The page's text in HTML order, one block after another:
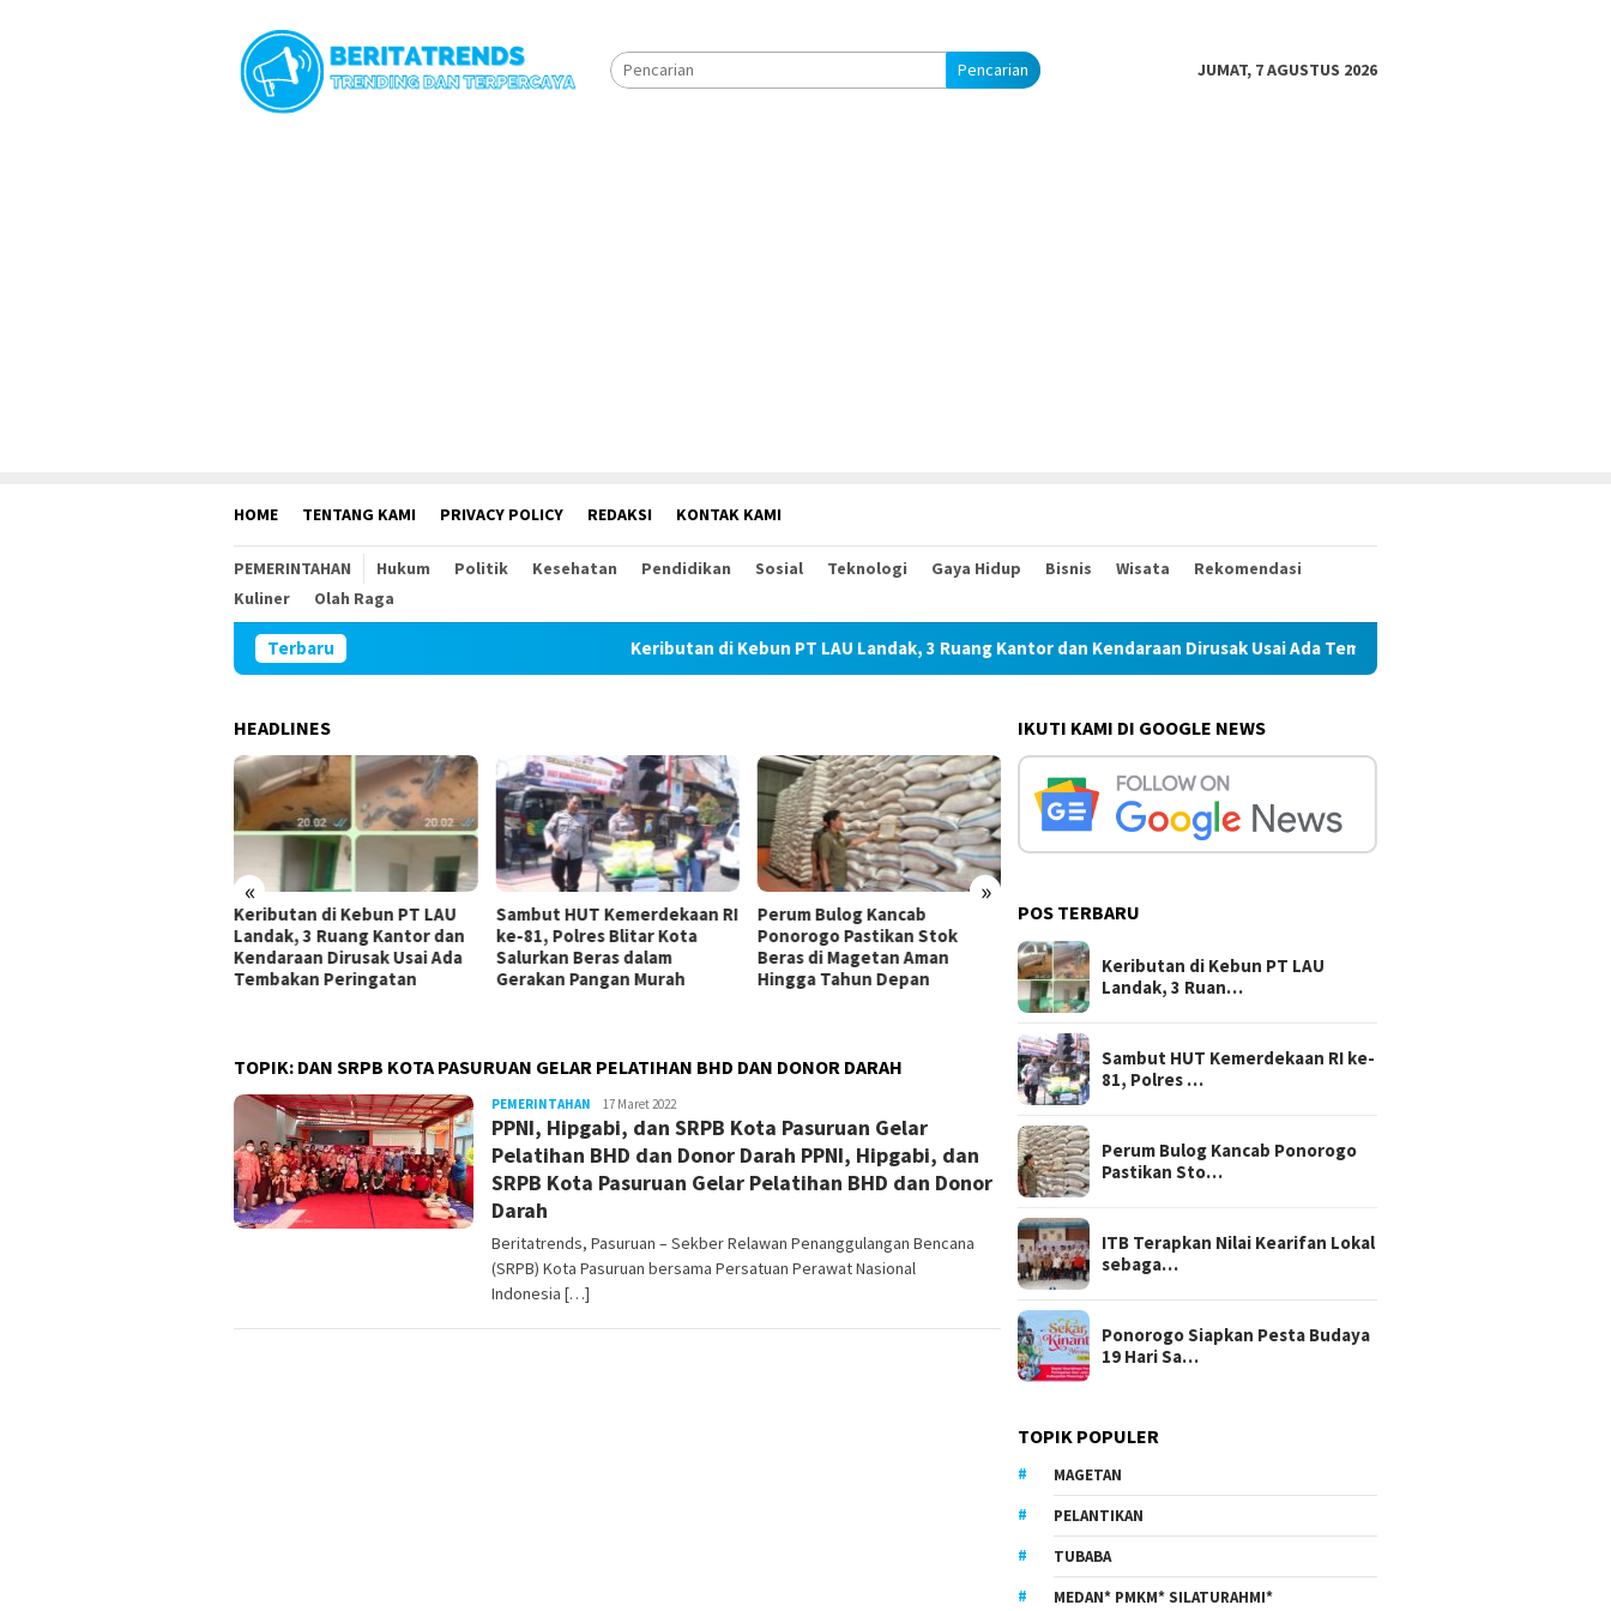
Pencarian JUMAT, 7 AGUSTUS 2026
HOME TENTANG KAMI PRIVACY POLICY REDAKSI KONTAK KAMI
PEMERINTAHAN Hukum Politik Kesehatan Pendidikan Sosial Teknologi Gaya Hidup Bisnis Wisata
Rekomendasi
Kuliner
Olah Raga
Terbaru Keributan di Kebun PT LAU Landak, 3 Ruang Kantor dan Kendaraan Dirusak Usai Ada Tembakan Peringatan
HEADLINES
« »
Landak, 3 Ruang Kantor dan
Kendaraan Dirusak Usai Ada
Sambut HUT Kemerdekaan RI
ke-81, Polres Blitar Kota
Salurkan Beras dalam
Gerakan Pangan Murah
Perum Bulog Kancab
Ponorogo Pastikan Stok
Beras di Magetan Aman
Hingga Tahun Depan
ITB Terapkan Nilai Kearifan
Lokal sebagai Landasan
Penanganan Pascabencana di
Tanjung Pura, Sumatera
Ponorogo Siapkan Pesta
Budaya 19 Hari Sambut Hari
Jadi ke-530
Kendaraan Dirusak Usai Ada
Tembakan Peringatan
TOPIK: DAN SRPB KOTA PASURUAN GELAR PELATIHAN BHD DAN DONOR DARAH
PEMERINTAHAN LilikAbdi
17 Maret 2022
PPNI, Hipgabi, dan SRPB Kota Pasuruan Gelar
Pelatihan BHD dan Donor Darah PPNI, Hipgabi, dan
SRPB Kota Pasuruan Gelar Pelatihan BHD dan Donor
Darah
Beritatrends, Pasuruan – Sekber Relawan Penanggulangan Bencana
(SRPB) Kota Pasuruan bersama Persatuan Perawat Nasional
Indonesia […]
IKUTI KAMI DI GOOGLE NEWS
POS TERBARU
Keributan di Kebun PT LAU
Landak, 3 Ruan…
Sambut HUT Kemerdekaan RI ke-
81, Polres …
Perum Bulog Kancab Ponorogo
Pastikan Sto…
ITB Terapkan Nilai Kearifan Lokal
sebaga…
Ponorogo Siapkan Pesta Budaya
19 Hari Sa…
TOPIK POPULER
MAGETAN
PELANTIKAN
TUBABA
MEDAN* PMKM* SILATURAHMI*